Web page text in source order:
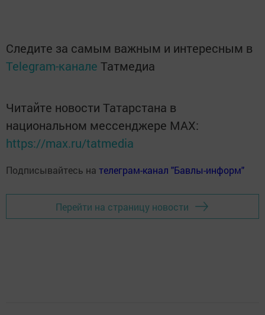
Следите за самым важным и интересным в
Telegram-канале Татмедиа
Читайте новости Татарстана в
национальном мессенджере MАХ:
https://max.ru/tatmedia
Подписывайтесь на телеграм-канал "Бавлы-информ"
Перейти на страницу новости